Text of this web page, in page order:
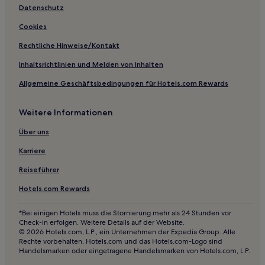
Auen
Familien in Weinregion Österreich
Hotels mit Küchenzeile in Weinregion Österreich
Hotels mit Fitnessbereich in Weinregion Österreich
Haustierfreundliche in Weinregion Österreich
4-Sterne-Hotels in Nationalpark Donau-Auen
Datenschutz
Cookies
Rechtliche Hinweise/Kontakt
Inhaltsrichtlinien und Melden von Inhalten
Allgemeine Geschäftsbedingungen für Hotels.com Rewards
Weitere Informationen
Über uns
Karriere
Reiseführer
Hotels.com Rewards
*Bei einigen Hotels muss die Stornierung mehr als 24 Stunden vor
Check-in erfolgen. Weitere Details auf der Website.
© 2026 Hotels.com, L.P., ein Unternehmen der Expedia Group. Alle
Rechte vorbehalten. Hotels.com und das Hotels.com-Logo sind
Handelsmarken oder eingetragene Handelsmarken von Hotels.com, L.P.